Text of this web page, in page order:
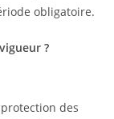
obligatoire.
?
des